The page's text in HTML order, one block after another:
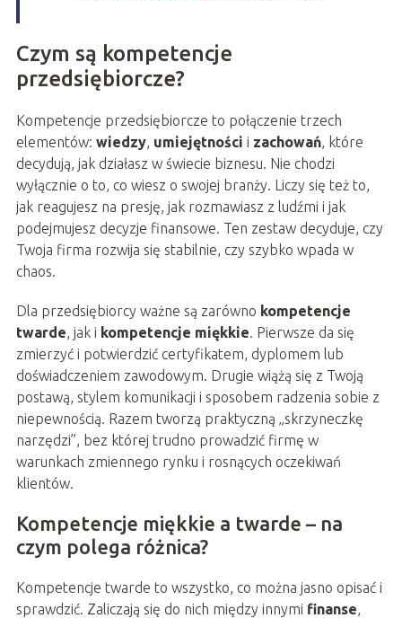
Czym są kompetencje
przedsiębiorcze?
Kompetencje przedsiębiorcze to połączenie trzech
elementów: wiedzy, umiejętności i zachowań, które
decydują, jak działasz w świecie biznesu. Nie chodzi
wyłącznie o to, co wiesz o swojej branży. Liczy się też to,
jak reagujesz na presję, jak rozmawiasz z ludźmi i jak
podejmujesz decyzje finansowe. Ten zestaw decyduje, czy
Twoja firma rozwija się stabilnie, czy szybko wpada w
chaos.
Dla przedsiębiorcy ważne są zarówno kompetencje
twarde, jak i kompetencje miękkie. Pierwsze da się
zmierzyć i potwierdzić certyfikatem, dyplomem lub
doświadczeniem zawodowym. Drugie wiążą się z Twoją
postawą, stylem komunikacji i sposobem radzenia sobie z
niepewnością. Razem tworzą praktyczną „skrzyneczkę
narzędzi”, bez której trudno prowadzić firmę w
warunkach zmiennego rynku i rosnących oczekiwań
klientów.
Kompetencje miękkie a twarde – na
czym polega różnica?
Kompetencje twarde to wszystko, co można jasno opisać i
sprawdzić. Zaliczają się do nich między innymi finanse,